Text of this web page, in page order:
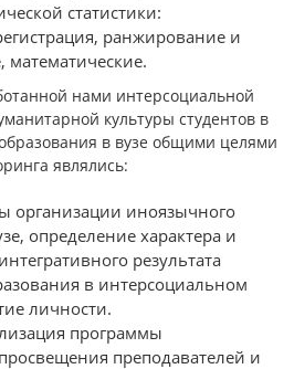
статистики:
ранжирование и
математические.
нами интерсоциальной
культуры студентов в
в вузе общими целями
являлись:
организации иноязычного
определение характера и
результата
в интерсоциальном
личности.
программы
преподавателей и